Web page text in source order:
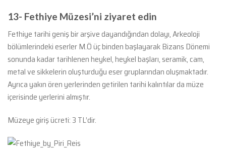
13- Fethiye Müzesi’ni ziyaret edin
Fethiye tarihi geniş bir arşive dayandığından dolayı, Arkeoloji
bölümlerindeki eserler M.Ö üç binden başlayarak Bizans Dönemi
sonunda kadar tarihlenen heykel, heykel başları, seramik, cam,
metal ve sikkelerin oluşturduğu eser gruplarından oluşmaktadır.
Ayrıca yakın ören yerlerinden getirilen tarihi kalıntılar da müze
içerisinde yerlerini almıştır.
Müzeye giriş ücreti: 3 TL’dir.